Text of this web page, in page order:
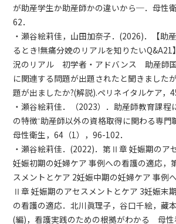
が助産学生か助産師かの違いから─．母性
62．
・瀬谷絵莉佳，山田加奈子．(2026)．【助
るとき!無痛分娩のリアルを知りたい
況のリアル 初学者・アドバンス 助産師
に関連する問題が出題されたと聞きました
題が出ましたか?(解説).ペリネイタルケア，
・瀬谷絵莉佳．（2023）．助産師教育課程
の特徴⁻助産師以外の資格取得に関わる専門
母性衛生，64（1），96-102．
・瀬谷絵莉佳．(2022)．第Ⅱ章 妊娠期のア
妊娠初期の妊婦ケア 事例への看護の適応，
スメントとケア 2妊娠中期の妊婦ケア 事例
Ⅱ章 妊娠期のアセスメントとケア 3妊娠末
の看護の適応．北川眞理子，谷口千絵，藏
(編)，看護実践のための根拠がわかる 母